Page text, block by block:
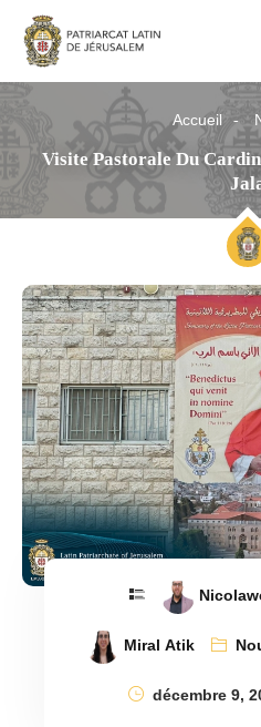
Accueil
Visite Pastorale Du
Miral Atik
décembre 9,